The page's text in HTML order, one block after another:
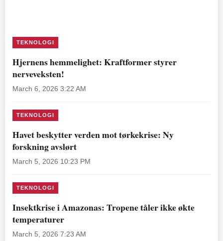
TEKNOLOGI
Hjernens hemmelighet: Kraftformer styrer
nerveveksten!
March 6, 2026 3:22 AM
TEKNOLOGI
Havet beskytter verden mot tørkekrise: Ny
forskning avslørt
March 5, 2026 10:23 PM
TEKNOLOGI
Insektkrise i Amazonas: Tropene tåler ikke økte
temperaturer
March 5, 2026 7:23 AM